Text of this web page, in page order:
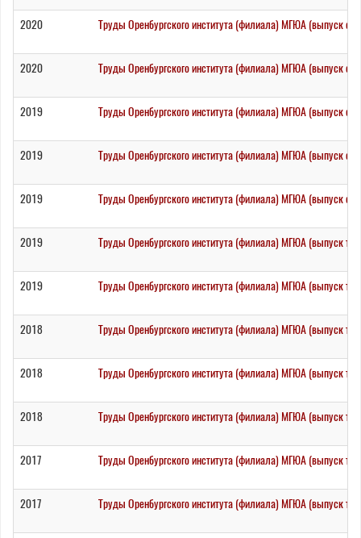
2020 Труды Оренбургского института (филиала) МГЮА (выпуск
2020 Труды Оренбургского института (филиала) МГЮА (выпуск
2019 Труды Оренбургского института (филиала) МГЮА (выпуск
2019 Труды Оренбургского института (филиала) МГЮА (выпуск
2019 Труды Оренбургского института (филиала) МГЮА (выпуск
2019 Труды Оренбургского института (филиала) МГЮА (выпуск
2019 Труды Оренбургского института (филиала) МГЮА (выпуск
2018 Труды Оренбургского института (филиала) МГЮА (выпуск
2018 Труды Оренбургского института (филиала) МГЮА (выпуск
2018 Труды Оренбургского института (филиала) МГЮА (выпуск
2017 Труды Оренбургского института (филиала) МГЮА (выпуск
2017 Труды Оренбургского института (филиала) МГЮА (выпуск